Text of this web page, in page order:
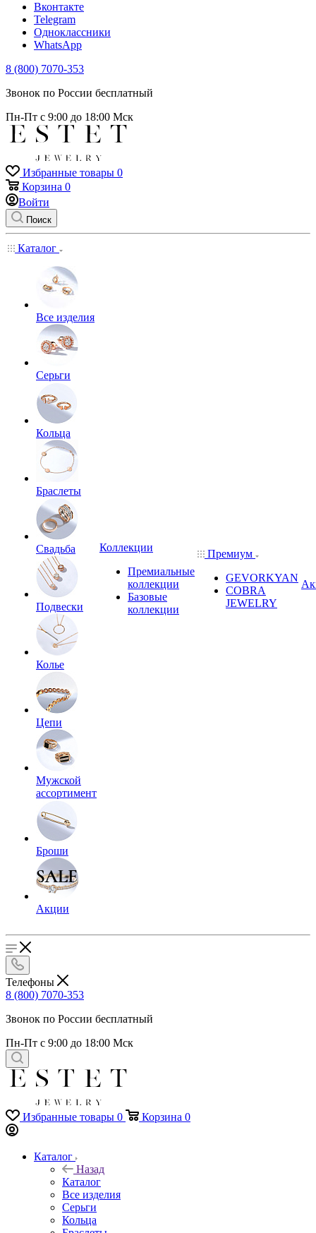
Вконтакте
Telegram
Одноклассники
WhatsApp
8 (800) 7070-353
Звонок по России бесплатный
Пн-Пт с 9:00 до 18:00 Мск
Избранные товары 0
Корзина 0
Войти
Поиск
Каталог
Все изделия
Серьги
Кольца
Браслеты
Свадьба
Подвески
Колье
Цепи
Мужской
ассортимент
Броши
Акции
Коллекции
Премиальные
коллекции
Базовые
коллекции
Премиум
GEVORKYAN
COBRA
JEWELRY
Телефоны
8 (800) 7070-353
Звонок по России бесплатный
Пн-Пт с 9:00 до 18:00 Мск
Избранные товары 0 Корзина 0
Каталог
Назад
Каталог
Все изделия
Серьги
Кольца